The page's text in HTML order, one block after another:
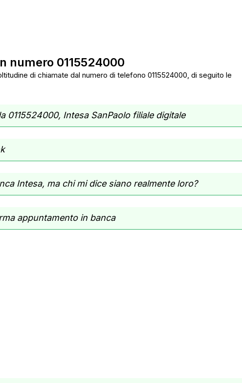
numero 0115524000
di chiamate dal numero di telefono 0115524000, di seguito le
0115524000, Intesa SanPaolo filiale digitale
Intesa, ma chi mi dice siano realmente loro?
appuntamento in banca